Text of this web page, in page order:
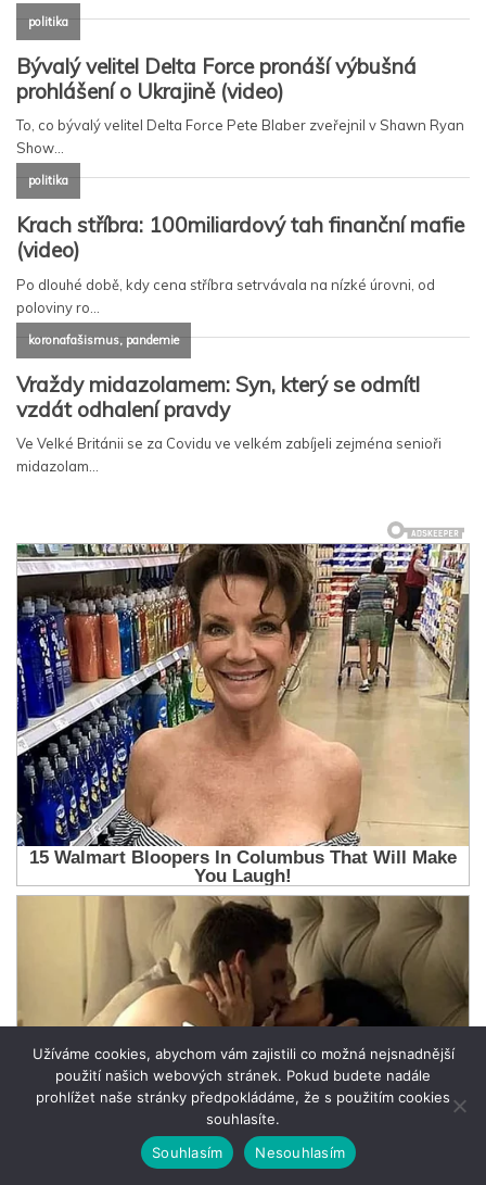
Užíváme cookies, abychom vám zajistili co možná nejsnadnější
použití našich webových stránek. Pokud budete nadále
prohlížet naše stránky předpokládáme, že s použitím cookies
souhlasíte.
Souhlasím
Nesouhlasím